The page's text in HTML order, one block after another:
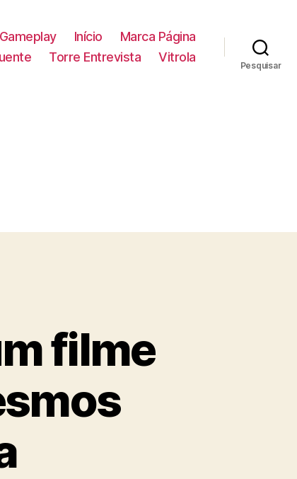
Gameplay Início
Marca Página
Torre Entrevista Vitrola
Pesquisar
filme